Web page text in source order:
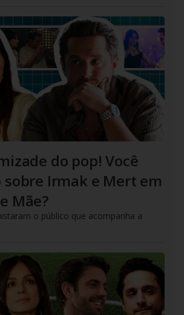
do pop! Você
Irmak e Mert em
Mãe?
o público que acompanha a